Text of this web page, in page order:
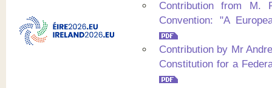
Contribution from M.
Convention: "A
Contribution by Mr
Constitution for a